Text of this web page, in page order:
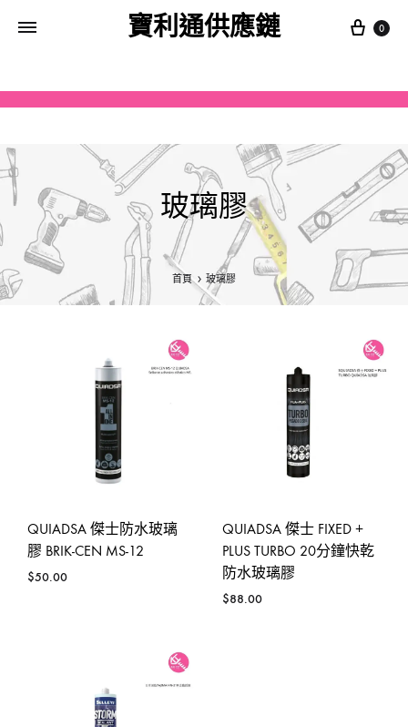
寶利通供應鏈 0
玻璃膠
首頁 玻璃膠
QUIADSA 傑士防水玻璃
膠 BRIK-CEN MS-12
$50.00
QUIADSA 傑士 FIXED +
PLUS TURBO 20分鐘快乾
防水玻璃膠
$88.00